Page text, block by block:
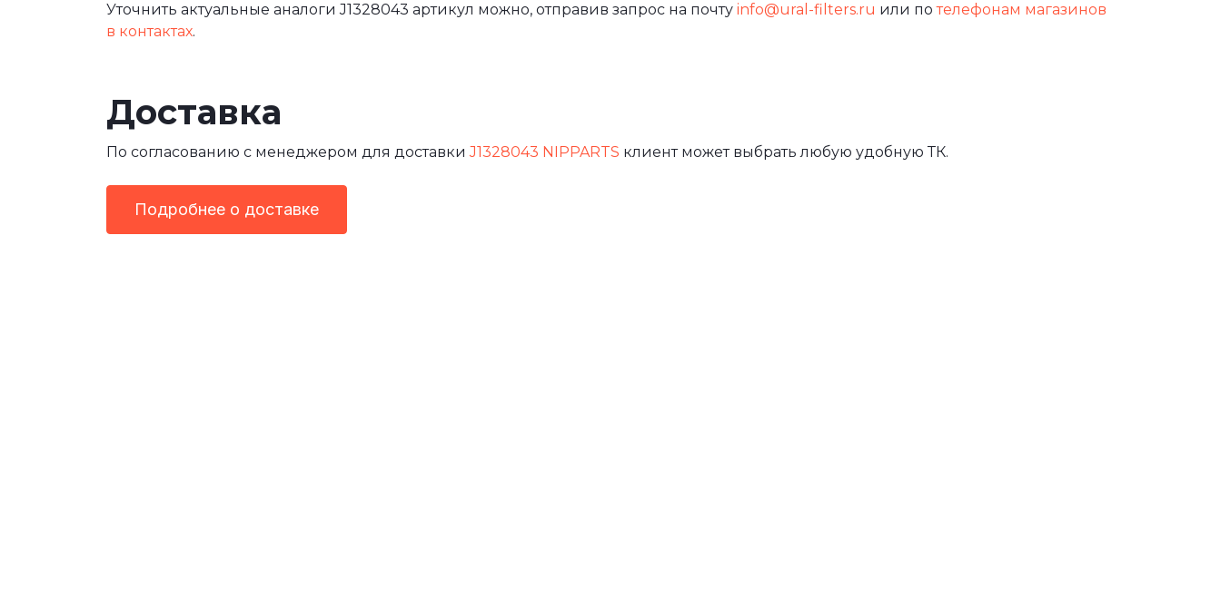
Уточнить актуальные аналоги J1328043 артикул можно, отправив запрос на почту info@ural-filters.ru или потелефонам магазинов
в контактах.
Доставка
По согласованию с менеджером для доставкиJ1328043 NIPPARTS клиент может выбрать любую удобную ТК.
Подробнее о доставке